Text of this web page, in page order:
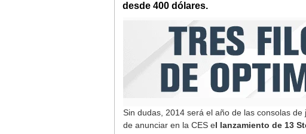
desde 400 dólares.
Sin dudas, 2014 será el año de las consolas
de anunciar en la CES el lanzamiento de 13